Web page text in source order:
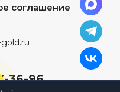
соглашение
36-96